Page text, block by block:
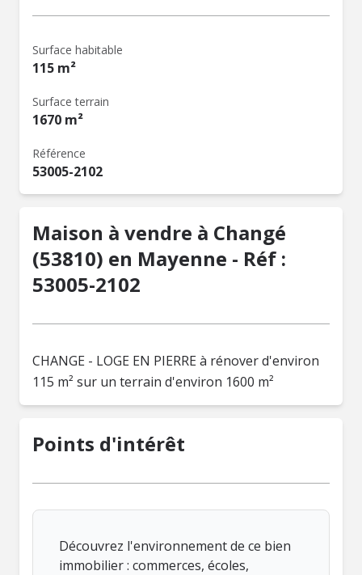
Surface habitable
115 m²
Surface terrain
1670 m²
Référence
53005-2102
Maison à vendre à Changé
(53810) en Mayenne - Réf :
53005-2102
CHANGE - LOGE EN PIERRE à rénover d'environ
115 m² sur un terrain d'environ 1600 m²
Points d'intérêt
Découvrez l'environnement de ce bien
immobilier : commerces, écoles,